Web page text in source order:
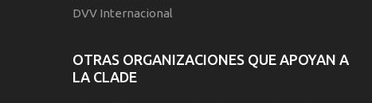
DVV Internacional
OTRAS ORGANIZACIONES QUE APOYAN A
LA CLADE